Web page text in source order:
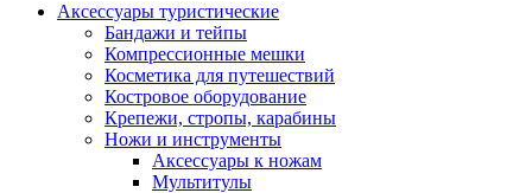
Аксессуары туристические
Бандажи и тейпы
Компрессионные мешки
Косметика для путешествий
Костровое оборудование
Крепежи, стропы, карабины
Ножи и инструменты
Аксессуары к ножам
Мультитулы